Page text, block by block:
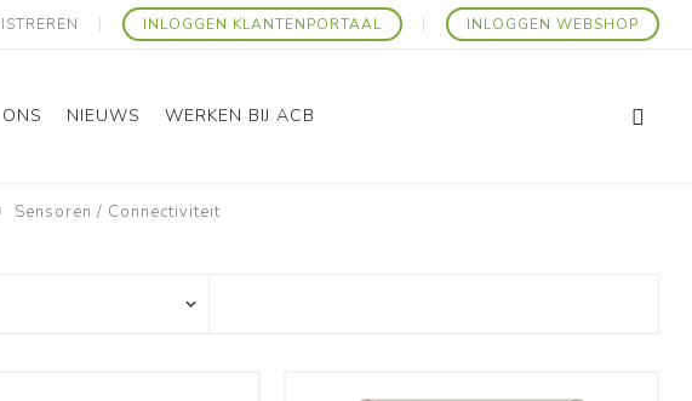
INLOGGEN KLANTENPORTAAL INLOGGEN WEBSHOP
Promo Artikelen
NIEUWS WERKEN BIJ ACB
Sensoren / Connectiviteit